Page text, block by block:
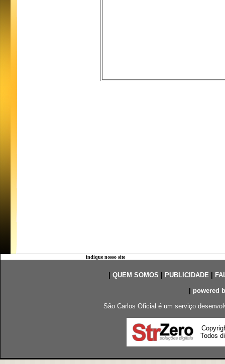
indique nosso site
QUEM SOMOS PUBLICIDADE|
powered
São Carlos Oficial é um serviço
Todos